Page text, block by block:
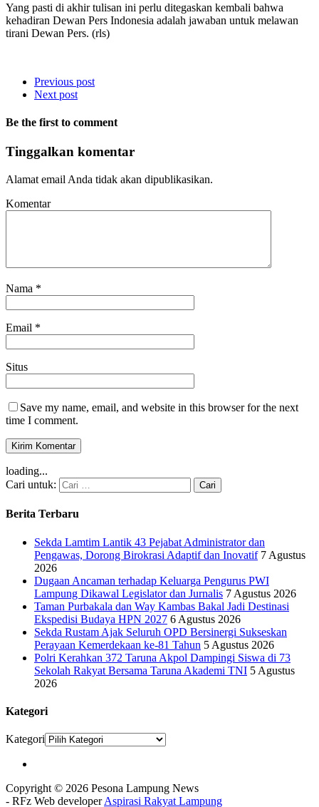
Yang pasti di akhir tulisan ini perlu ditegaskan kembali bahwa
kehadiran Dewan Pers Indonesia adalah jawaban untuk melawan
tirani Dewan Pers. (rls)
Previous post
Next post
Be the first to comment
Tinggalkan komentar
Alamat email Anda tidak akan dipublikasikan.
Komentar
Nama *
Email *
Situs
Save my name, email, and website in this browser for the next
time I comment.
loading...
Cari untuk:
Berita Terbaru
Sekda Lamtim Lantik 43 Pejabat Administrator dan
Pengawas, Dorong Birokrasi Adaptif dan Inovatif 7 Agustus
2026
Dugaan Ancaman terhadap Keluarga Pengurus PWI
Lampung Dikawal Legislator dan Jurnalis 7 Agustus 2026
Taman Purbakala dan Way Kambas Bakal Jadi Destinasi
Ekspedisi Budaya HPN 2027 6 Agustus 2026
Sekda Rustam Ajak Seluruh OPD Bersinergi Sukseskan
Perayaan Kemerdekaan ke-81 Tahun 5 Agustus 2026
Polri Kerahkan 372 Taruna Akpol Dampingi Siswa di 73
Sekolah Rakyat Bersama Taruna Akademi TNI 5 Agustus
2026
Kategori
Kategori
Copyright © 2026 Pesona Lampung News
- RFz Web developerAspirasi Rakyat Lampung